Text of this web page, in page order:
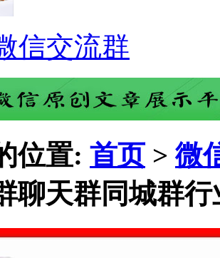
信交流群
位置: 首页 >微
聊天群同城群